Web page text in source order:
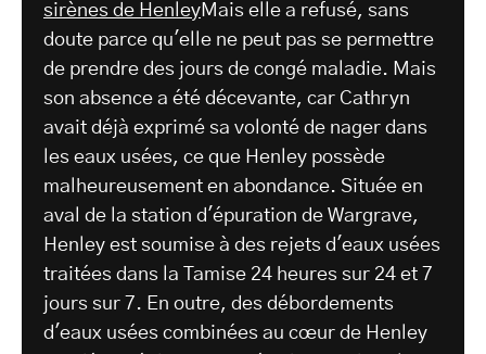
sirènes de HenleyMais elle a refusé, sans
doute parce qu'elle ne peut pas se permettre
de prendre des jours de congé maladie. Mais
son absence a été décevante, car Cathryn
avait déjà exprimé sa volonté de nager dans
les eaux usées, ce que Henley possède
malheureusement en abondance. Située en
aval de la station d'épuration de Wargrave,
Henley est soumise à des rejets d'eaux usées
traitées dans la Tamise 24 heures sur 24 et 7
jours sur 7. En outre, des débordements
d'eaux usées combinées au cœur de Henley